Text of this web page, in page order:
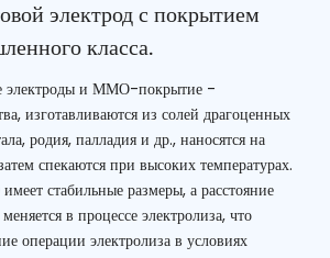
электрод с покрытием
класса.
электроды и ММО-покрытие -
изготавливаются из солей драгоценных
родия, палладия и др., наносятся на
спекаются при высоких температурах.
стабильные размеры, а расстояние
в процессе электролиза, что
операции электролиза в условиях